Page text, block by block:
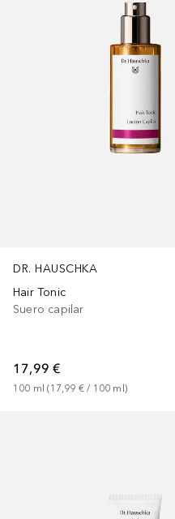
DR. HAUSCHKA
Hair Tonic
Suero capilar
17,99 €
100 ml (17,99 € / 100 ml)